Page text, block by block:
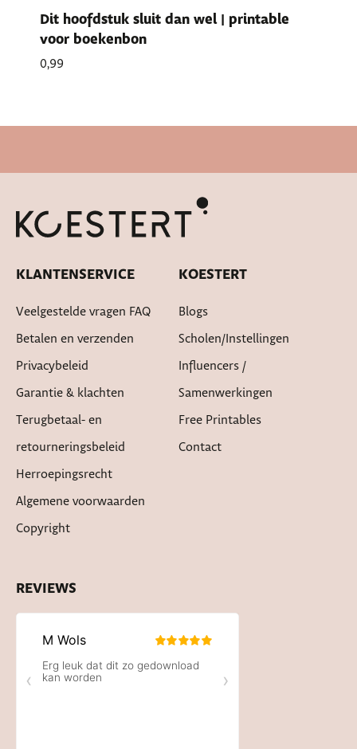
Dit hoofdstuk sluit dan wel | printable
voor boekenbon
0,99
KLANTENSERVICE
Veelgestelde vragen FAQ
Betalen en verzenden
Privacybeleid
Garantie & klachten
Terugbetaal- en
retourneringsbeleid
Herroepingsrecht
Algemene voorwaarden
Copyright
KOESTERT
Blogs
Scholen/instellingen
Influencers /
Samenwerkingen
Free Printables
Contact
REVIEWS